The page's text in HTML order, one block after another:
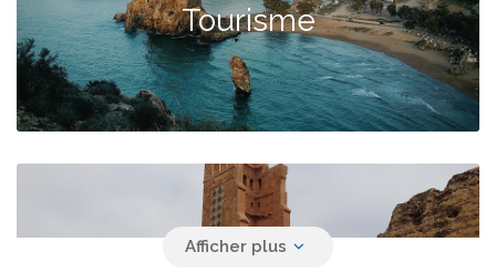
Tourisme
Monuments touristiques et